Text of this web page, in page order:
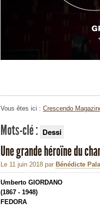
Vous êtes ici : Crescendo
Mots-clé : Dessi
Une grande héroïne du
Le 11 juin 2018 par Bénédicte
Umberto GIORDANO
(1867 - 1948)
FEDORA